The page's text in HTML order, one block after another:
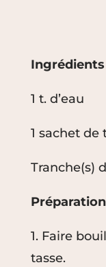
Ingrédients
1 t. d’eau
1 sachet de
Tranche(s)
Préparation
1. Faire
tasse.